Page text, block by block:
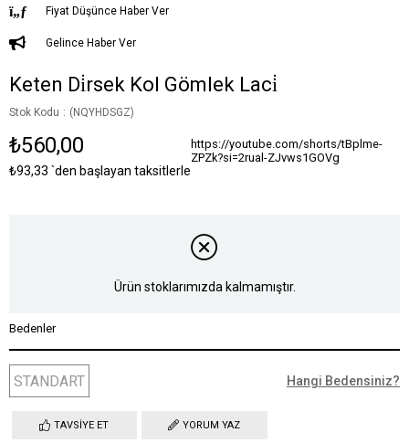
Fiyat Düşünce Haber Ver
Gelince Haber Ver
Keten Di̇rsek Kol Gömlek Laci̇
Stok Kodu (NQYHDSGZ)
₺560,00
₺93,33 `den başlayan taksitlerle
https://youtube.com/shorts/tBplme-
ZPZk?si=2rual-ZJvws1GOVg
Ürün stoklarımızda kalmamıştır.
Bedenler
STANDART Hangi Bedensiniz?
TAVSIYE ET YORUM YAZ